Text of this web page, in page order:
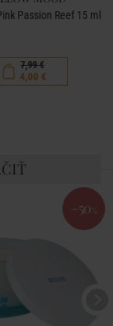
Passion Reef 15 ml
7,99 €
4,00 €
-50 %